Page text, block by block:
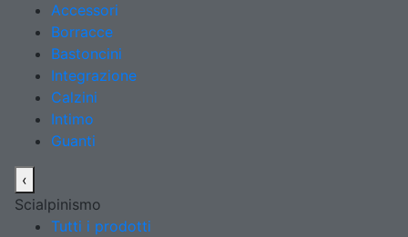
Accessori
Borracce
Bastoncini
Integrazione
Calzini
Intimo
Guanti
‹
Scialpinismo
Tutti i prodotti